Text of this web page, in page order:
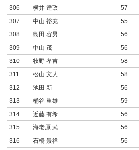
306
横井 達政 57
307
中山 裕充 55
308
島田 容男 56
309
中山 茂 56
310
牧野 孝吉 58
311
松山 文人 58
312
池田 新 56
313
桶谷 重雄 59
314
近藤 有希 56
315
海老原 武 56
316
石橋 景祥 56